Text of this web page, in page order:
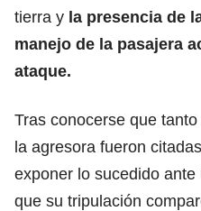
tierra y la presencia de
manejo de la pasajera
ataque.
Tras conocerse que
la agresora fueron
exponer lo sucedido
que su tripulación